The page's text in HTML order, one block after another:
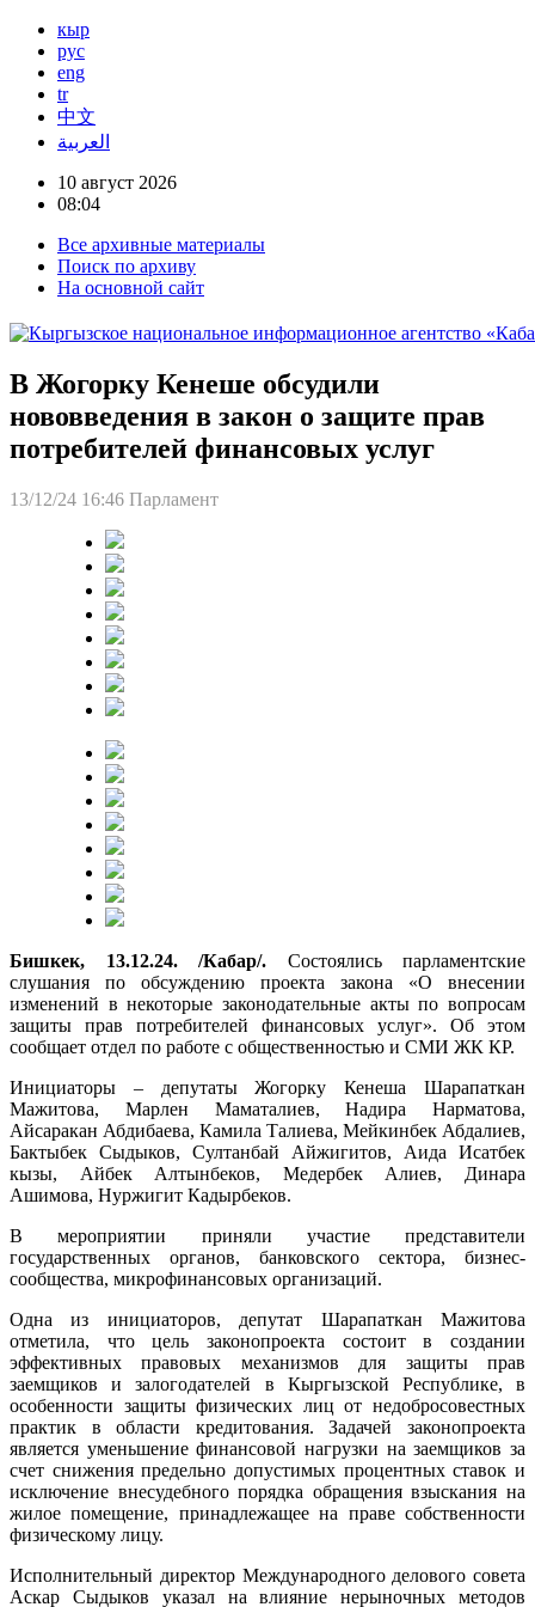
кыр
рус
eng
tr
中文
العربية
10 август 2026
08:04
Все архивные материалы
Поиск по архиву
На основной сайт
В Жогорку Кенеше обсудили
нововведения в закон о защите прав
потребителей финансовых услуг
13/12/24 16:46 Парламент
Бишкек, 13.12.24. /Кабар/. Состоялись парламентские
слушания по обсуждению проекта закона «О внесении
изменений в некоторые законодательные акты по вопросам
защиты прав потребителей финансовых услуг». Об этом
сообщает отдел по работе с общественностью и СМИ ЖК КР.
Инициаторы – депутаты Жогорку Кенеша Шарапаткан
Мажитова, Марлен Маматалиев, Надира Нарматова,
Айсаракан Абдибаева, Камила Талиева, Мейкинбек Абдалиев,
Бактыбек Сыдыков, Султанбай Айжигитов, Аида Исатбек
кызы, Айбек Алтынбеков, Медербек Алиев, Динара
Ашимова, Нуржигит Кадырбеков.
В мероприятии приняли участие представители
государственных органов, банковского сектора, бизнес-
сообщества, микрофинансовых организаций.
Одна из инициаторов, депутат Шарапаткан Мажитова
отметила, что цель законопроекта состоит в создании
эффективных правовых механизмов для защиты прав
заемщиков и залогодателей в Кыргызской Республике, в
особенности защиты физических лиц от недобросовестных
практик в области кредитования. Задачей законопроекта
является уменьшение финансовой нагрузки на заемщиков за
счет снижения предельно допустимых процентных ставок и
исключение внесудебного порядка обращения взыскания на
жилое помещение, принадлежащее на праве собственности
физическому лицу.
Исполнительный директор Международного делового совета
Аскар Сыдыков указал на влияние нерыночных методов